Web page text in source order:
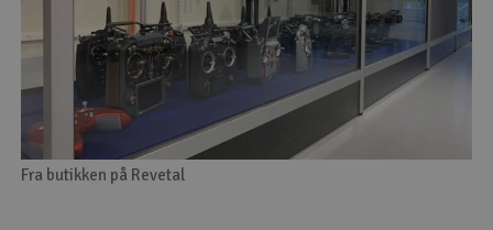
Fra butikken på Revetal